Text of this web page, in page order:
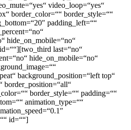
video_loop=“yes“
border_color=““ border_style=““
padding_left=““
hide_on_mobile=“no“
last=“no“
hide_on_mobile=“no“
background_position=“left top“
border_position=“all“
border_style=““ padding=““
animation_type=““
id=““]